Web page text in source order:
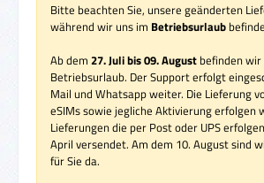
Bitte beachten Sie, unsere geänderten
während wir uns im Betriebsurlaub
Ab dem 27. Juli bis 09. August befinden wir
Betriebsurlaub. Der Support erfolgt
Mail und Whatsapp weiter. Die Lieferung
eSIMs sowie jegliche Aktivierung erfolgen
Lieferungen die per Post oder UPS
April versendet. Am dem 10. August sind
für Sie da.